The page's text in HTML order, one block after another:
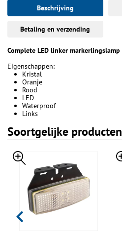
Beschrijving
Betaling en verzending
Complete LED linker markerlingslamp
Eigenschappen:
Kristal
Oranje
Rood
LED
Waterproof
Links
Soortgelijke producten